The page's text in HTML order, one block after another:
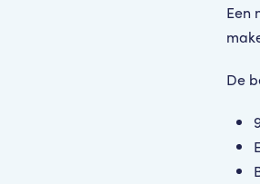
Een
De